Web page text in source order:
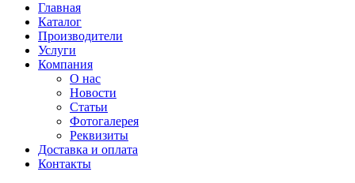
Главная
Каталог
Производители
Услуги
Компания
О нас
Новости
Статьи
Фотогалерея
Реквизиты
Доставка и оплата
Контакты